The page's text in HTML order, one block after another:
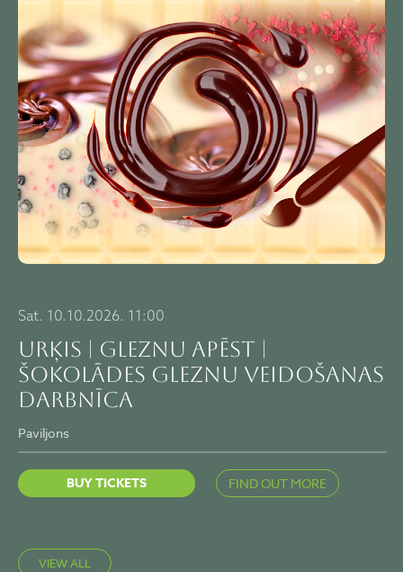
Sat. 10.10.2026. 11:00
URĶIS | GLEZNU APĒST |
Šokolādes gleznu veidošanas
darbnīca
Paviljons
BUY TICKETS FIND OUT MORE
VIEW ALL